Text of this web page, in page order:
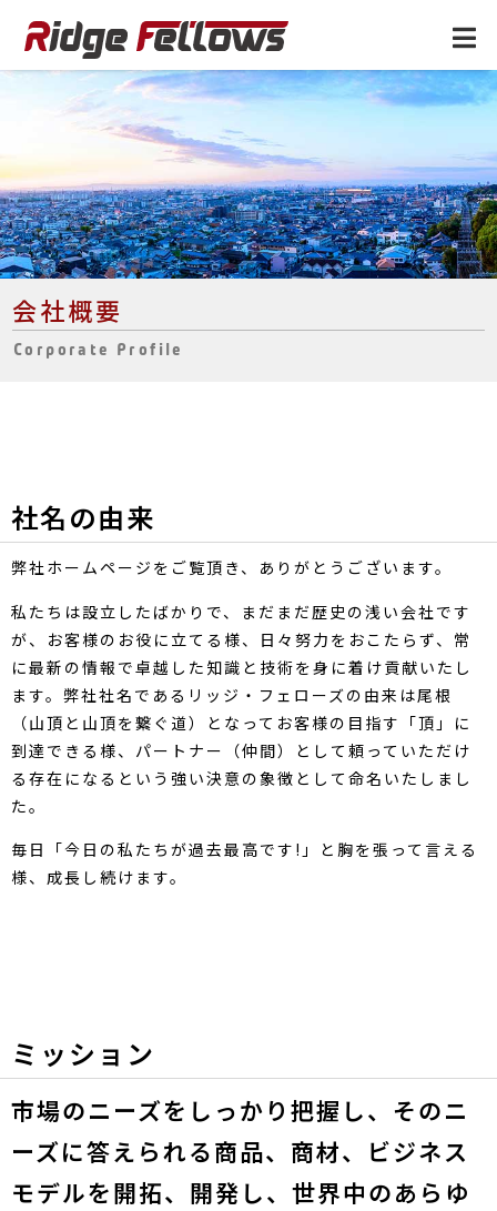
会社概要
Corporate Profile
社名の由来
弊社ホームページをご覧頂き、ありがとうございます。
私たちは設立したばかりで、まだまだ歴史の浅い会社です
が、お客様のお役に立てる様、日々努力をおこたらず、常
に最新の情報で卓越した知識と技術を身に着け貢献いたし
ます。弊社社名であるリッジ・フェローズの由来は尾根
（山頂と山頂を繋ぐ道）となってお客様の目指す「頂」に
到達できる様、パートナー（仲間）として頼っていただけ
る存在になるという強い決意の象徴として命名いたしまし
た。
毎日「今日の私たちが過去最高です!」と胸を張って言える
様、成長し続けます。
ミッション
市場のニーズをしっかり把握し、そのニ
ーズに答えられる商品、商材、ビジネス
モデルを開拓、開発し、世界中のあらゆ